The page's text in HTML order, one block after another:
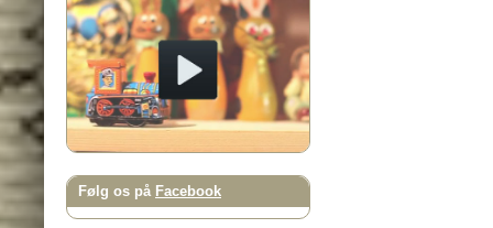
Følg os på Facebook